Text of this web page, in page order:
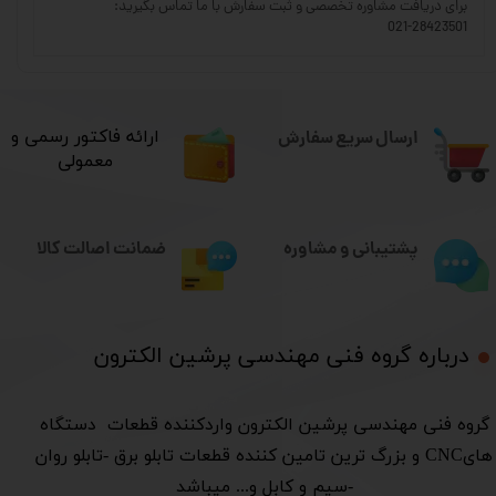
برای دریافت مشاوره تخصصی و ثبت سفارش با ما تماس بگیرید:
021-28423501
ارسال سریع سفارش
درباره گروه فنی مهندسی پرشین الکترون​​​​​​​
​گروه فنی مهندسی پرشین الکترون واردکننده قطعات دستگاه
هایCNC و بزرگ ترین تامین کننده قطعات تابلو برق -تابلو روان
-سیم و کابل و... میباشد
​ارائه فاکتور رسمی و
معمولی
پشتیبانی و مشاوره ضمانت اصالت کالا